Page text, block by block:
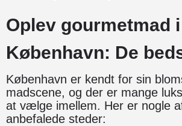
Oplev gourmetmad i
København: De
København er kendt for sin
madscene, og der er mange
at vælge imellem. Her er nogle
anbefalede steder: